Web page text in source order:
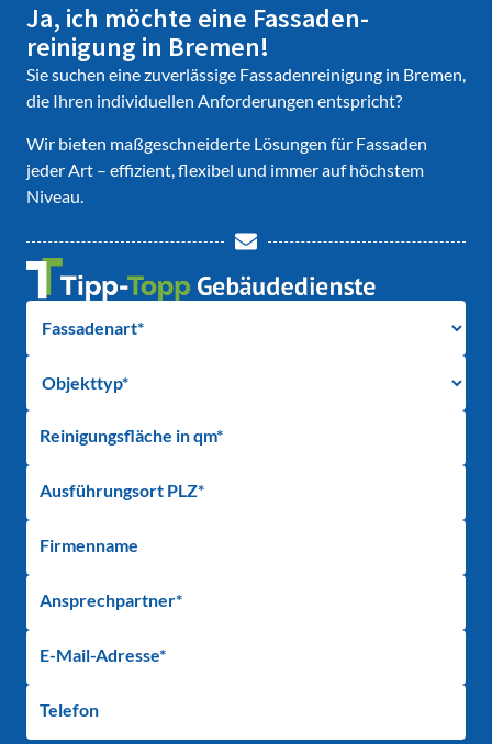
Ja, ich möchte eine Fassaden­
reinigung in Bremen!
Sie suchen eine zuverlässige Fassadenreinigung in Bremen,
die Ihren individuellen Anforderungen entspricht?
Wir bieten maßgeschneiderte Lösungen für Fassaden
jeder Art – effizient, flexibel und immer auf höchstem
Niveau.
Reinigungsfläche in qm*
Ausführungsort PLZ*
Firmenname
Ansprechpartner*
E-Mail-Adresse*
Telefon